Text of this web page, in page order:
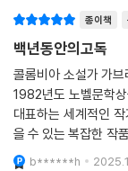
다. 이러한 현상은 비
령의 형인 호세 아르
손들에게서도 마찬가
날' 또는 '좋은 시대'라
품에서 반어적으로
무엇보다도 근친 상
을 재촉하는 견인차
종이책
백년동안의고독
콜롬비아 소설가 가
1982년도 노벨문학
대표하는 세계적인
을 수 있는 복잡한 작
고 적용하여 온 일종
b******h